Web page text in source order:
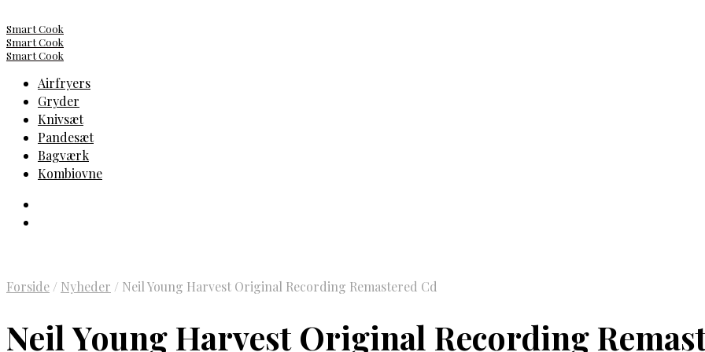
Smart Cook
Smart Cook
Smart Cook
Airfryers
Gryder
Knivsæt
Pandesæt
Bagværk
Kombiovne
Forside / Nyheder / Neil Young Harvest Original Recording Remastered Cd
Neil Young Harvest Original Recording